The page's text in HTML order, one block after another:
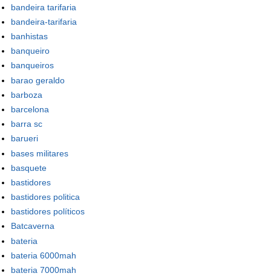
bandeira tarifaria
bandeira-tarifaria
banhistas
banqueiro
banqueiros
barao geraldo
barboza
barcelona
barra sc
barueri
bases militares
basquete
bastidores
bastidores politica
bastidores políticos
Batcaverna
bateria
bateria 6000mah
bateria 7000mah